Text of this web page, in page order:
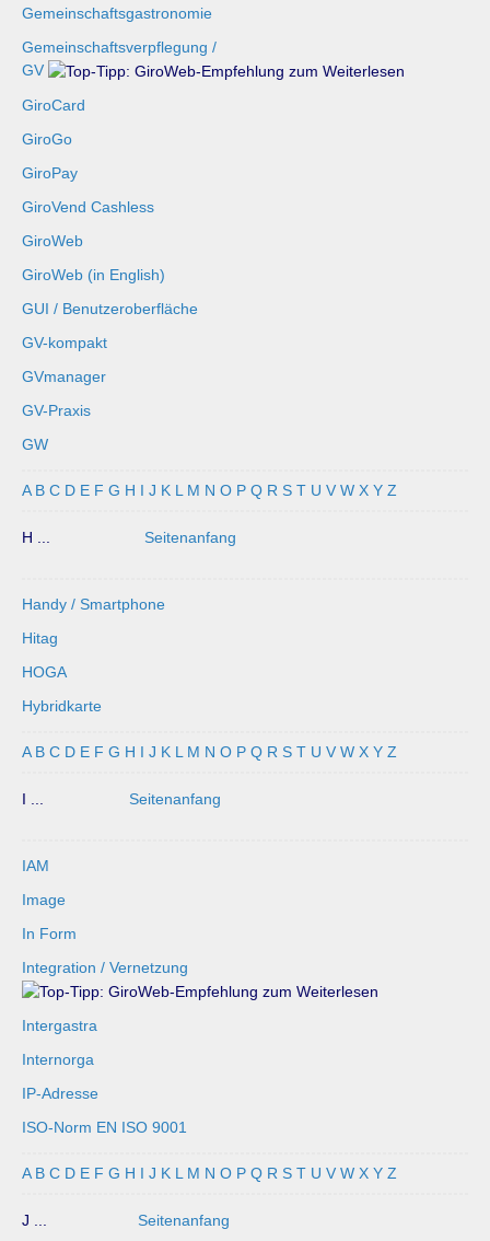
Gemeinschaftsgastronomie
Gemeinschaftsverpflegung /
GV
GiroCard
GiroGo
GiroPay
GiroVend Cashless
GiroWeb
GiroWeb (in English)
GUI / Benutzeroberfläche
GV-kompakt
GVmanager
GV-Praxis
GW
A B C D E F G H I J K L M N O P Q R S T U V W X Y Z
H ... Seitenanfang
Handy / Smartphone
Hitag
HOGA
Hybridkarte
A B C D E F G H I J K L M N O P Q R S T U V W X Y Z
I ... Seitenanfang
IAM
Image
In Form
Integration / Vernetzung
Intergastra
Internorga
IP-Adresse
ISO-Norm EN ISO 9001
A B C D E F G H I J K L M N O P Q R S T U V W X Y Z
J ... Seitenanfang